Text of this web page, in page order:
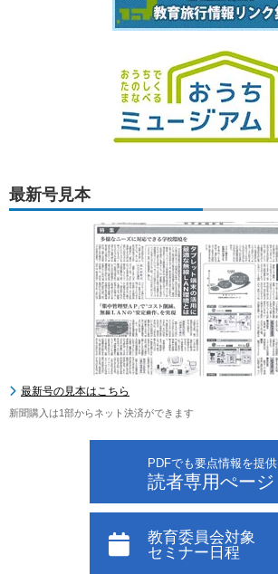
最新号見本
最新号の見本はこちら
新聞購入は1部からネット決済ができます
PDFでも要点情報を提供
読者専用ぺージ
教育委員会対象
セミナー日程